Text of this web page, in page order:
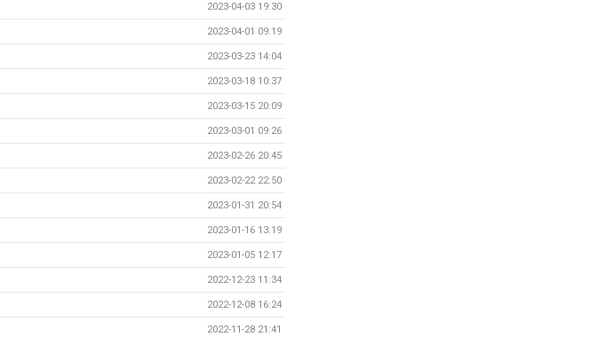
2023-04-03 19:30
2023-04-01 09:19
2023-03-23 14:04
2023-03-18 10:37
2023-03-15 20:09
2023-03-01 09:26
2023-02-26 20:45
2023-02-22 22:50
2023-01-31 20:54
2023-01-16 13:19
2023-01-05 12:17
2022-12-23 11:34
2022-12-08 16:24
2022-11-28 21:41